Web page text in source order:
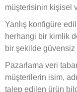
müşterisinin kişisel
Yanlış konfigüre
herhangi bir kimlik
bir şekilde güvensiz
Pazarlama veri
müşterilerin isim,
talep edilen ürün